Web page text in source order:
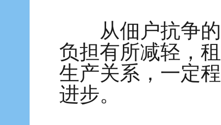
从佃户抗争的
负担有所减轻，
生产关系，一定
进步。